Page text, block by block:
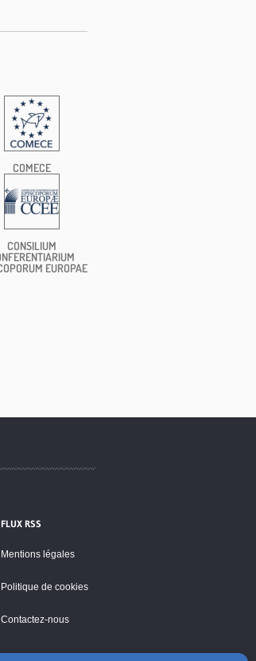
COMECE
CONSILIUM
EUROPAE
FLUX RSS
Mentions légales
Politique de cookies
Contactez-nous